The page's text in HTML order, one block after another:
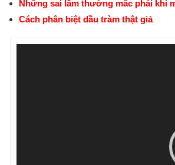
Những sai lầm thường mắc phải khi
Cách phân biệt dầu tràm thật giả